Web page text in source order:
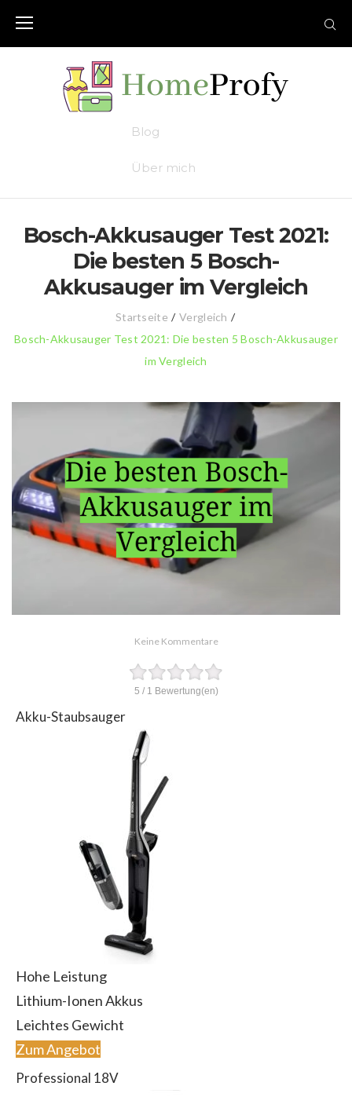
Blog
Über mich
Bosch-Akkusauger Test 2021:
Die besten 5 Bosch-
Akkusauger im Vergleich
Startseite / Vergleich /
Bosch-Akkusauger Test 2021: Die besten 5 Bosch-Akkusauger
im Vergleich
Keine Kommentare
5 / 1 Bewertung(en)
Akku-Staubsauger
Hohe Leistung
Lithium-Ionen Akkus
Leichtes Gewicht
Zum Angebot
Professional 18V